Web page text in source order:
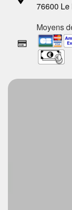
76600 Le
Moyens